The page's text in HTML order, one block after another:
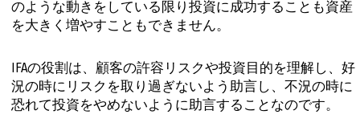
のような動きをしている限り投資に成功することも資産
を大きく増やすこともできません。
IFAの役割は、顧客の許容リスクや投資目的を理解し、好
況の時にリスクを取り過ぎないよう助言し、不況の時に
恐れて投資をやめないように助言することなのです。